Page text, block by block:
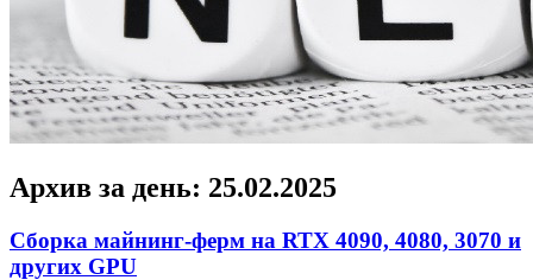
Архив за день: 25.02.2025
Сборка майнинг-ферм на RTX 4090, 4080, 3070 и
других GPU